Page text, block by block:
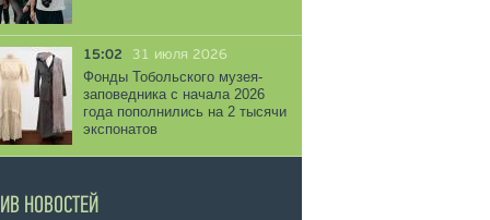
15:02 31 июля 2026
Фонды Тобольского музея-
заповедника с начала 2026
года пополнились на 2 тысячи
экспонатов
НОВОСТЕЙ